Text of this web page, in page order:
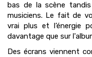
bas de la scène
musiciens. Le fait de
vrai plus et l’énergie
davantage que sur
Des écrans viennent